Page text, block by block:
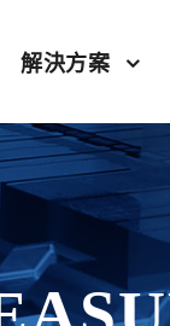
解決方案